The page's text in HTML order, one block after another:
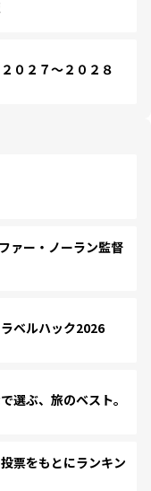
２７～２０２８
ァー・ノーラン監督
ベルハック2026
ぶ、旅のベスト。
票をもとにランキン